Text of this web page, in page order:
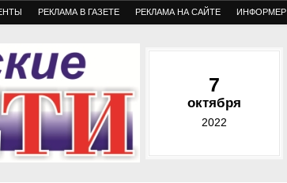
РЕКЛАМА В ГАЗЕТЕ РЕКЛАМА НА САЙТЕ ИНФОРМЕР
7
октября
2022